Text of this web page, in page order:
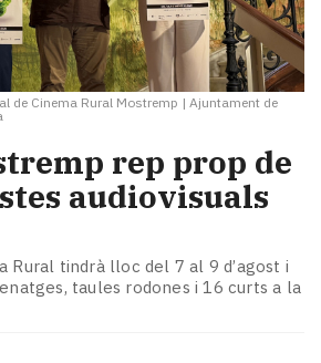
de Cinema Rural Mostremp | Ajuntament de
rep prop de
audiovisuals
Rural tindrà lloc del 7 al 9 d’agost i
taules rodones i 16 curts a la